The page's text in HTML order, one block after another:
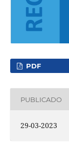
PDF
PUBLICADO
29-03-2023